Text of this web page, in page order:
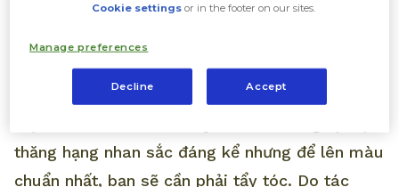
cần tẩy tóc không?
thăng hạng nhan sắc đáng kể nhưng để lên màu
chuẩn nhất, bạn sẽ cần phải tẩy tóc. Do tác
Cookie settings or in the footer on our sites.
Manage preferences
Decline Accept